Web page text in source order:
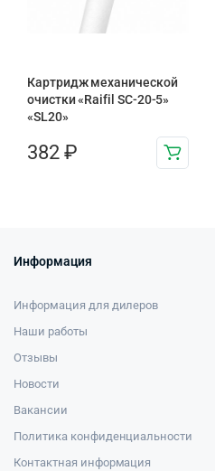
Картридж механической
очистки «Raifil SC-20-5»
«SL20»
382 ₽
Информация
Информация для дилеров
Наши работы
Отзывы
Новости
Вакансии
Политика конфиденциальности
Контактная информация